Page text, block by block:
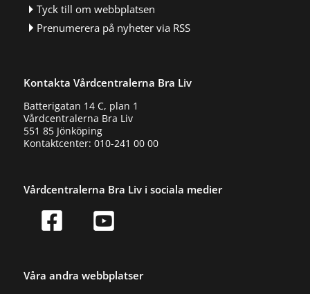
Tyck till om webbplatsen
Prenumerera på nyheter via RSS
Kontakta Vårdcentralerna Bra Liv
Batterigatan 14 C, plan 1
Vårdcentralerna Bra Liv
551 85 Jönköping
Kontaktcenter: 010-241 00 00
Vårdcentralerna Bra Liv i sociala medier
Våra andra webbplatser